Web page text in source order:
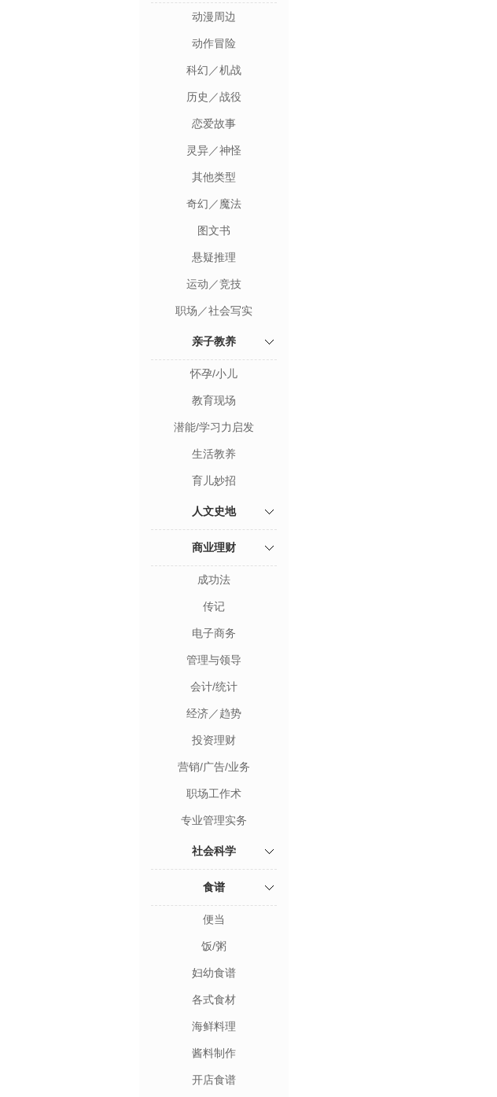
动漫周边
动作冒险
科幻／机战
历史／战役
恋爱故事
灵异／神怪
其他类型
奇幻／魔法
图文书
悬疑推理
运动／竞技
职场／社会写实
亲子教养
怀孕/小儿
教育现场
潜能/学习力启发
生活教养
育儿妙招
人文史地
商业理财
成功法
传记
电子商务
管理与领导
会计/统计
经济／趋势
投资理财
营销/广告/业务
职场工作术
专业管理实务
社会科学
食谱
便当
饭/粥
妇幼食谱
各式食材
海鲜料理
酱料制作
开店食谱